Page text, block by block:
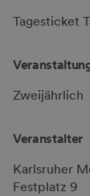
Tagesticket
Zweijährlich
Veranstalter
Karlsruher
Festplatz 9